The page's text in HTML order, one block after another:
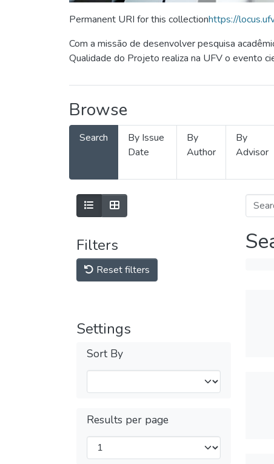
Permanent URI for this collectionhttps://
Com a missão de desenvolver pesquisa
Qualidade do Projeto realiza na UFV o evento
Browse
Search
By Issue
Date
By
Author
By
Advisor
Filters
Reset filters
Settings
Sort By
Results per page